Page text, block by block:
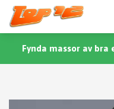
Fynda massor av bra